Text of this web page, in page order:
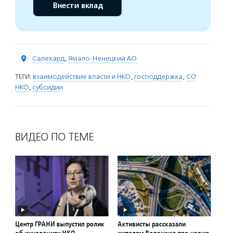
Внести вклад
Салехард, Ямало-Ненецкий АО
ТЕГИ: взаимодействие власти и НКО, господдержка, СО
НКО, субсидии
ВИДЕО ПО ТЕМЕ
Центр ГРАНИ выпустил ролик
Активисты рассказали